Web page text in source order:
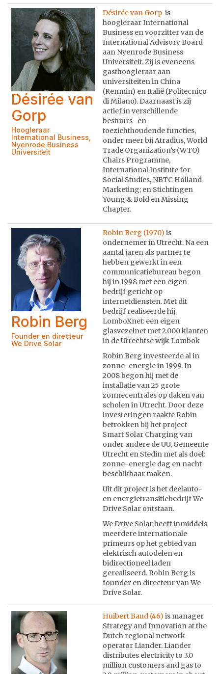
Désirée van
Gorp
Hoogleraar
International Business,
Nyenrode Business
Universiteit
Désirée van Gorp is
hoogleraar International
Business en voorzitter van de
International Advisory Board
aan Nyenrode Business
Universiteit. Zij is eveneens
gasthoogleraar aan
universiteiten in China
(Renmin) en Italië (Politecnico
di Milano). Daarnaast is zij
actief in verschillende
bestuurs- en
toezichthoudende functies,
onder meer bij Atradius, World
Trade Organization’s (WTO)
Chairs Programme,
International Institute for
Social Studies, NBTC Holland
Marketing; en Stichtingen
Young & Bold en Missing
Chapter.
Robin Berg
Founder en directeur
We Drive Solar
Robin Berg (1970) is
ondernemer in Utrecht. Na een
aantal jaren als partner te
hebben gewerkt in een
communicatiebureau begon
hij in 1998 met een eigen
bedrijf gericht op
internetdiensten. Met dit
bedrijf realiseerde hij
LomboXnet: een eigen
glasvezelnet met 2.000 klanten
in de Utrechtse wijk Lombok
Robin Berg investeerde al in
zonne-energie in 1999. In
2008 begon hij met de
installatie van 25 grote
zonnecentrales op daken van
scholen in Utrecht. Door deze
investeringen raakte Robin
betrokken bij het project
Smart Solar Charging van
onder andere de UU, Gemeente
Utrecht en Stedin met als doel:
zonne-energie dag en nacht
beschikbaar maken.
Uit dit project is het deelauto-
en energietransitiebedrijf We
Drive Solar ontstaan.
We Drive Solar heeft inmiddels
meerdere internationale
primeurs op het gebied van
elektrisch autodelen en
bidirectioneel laden
gerealiseerd. Robin Berg is
founder en directeur van We
Drive Solar.
Huibert Baud (46) is manager
Strategy and Innovation at the
Dutch regional network
operator Liander. Liander
distributes electricity to 3.0
million customers and gas to